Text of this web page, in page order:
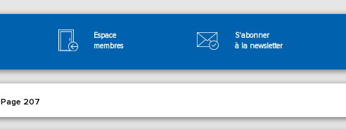
Espace
membres
S'abonner
à la newsletter
Page 207